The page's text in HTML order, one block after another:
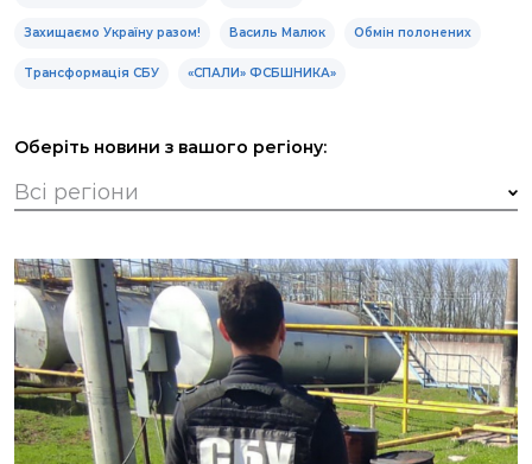
Захищаємо Україну разом! Василь Малюк Обмін полонених
Трансформація СБУ «СПАЛИ» ФСБШНИКА»
Оберіть новини з вашого регіону: